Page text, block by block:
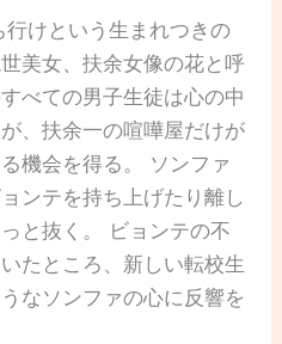
行けという生まれつきの
美女、扶余女像の花と呼
べての男子生徒は心の中
、扶余一の喧嘩屋だけが
機会を得る。 ソンファ
ンテを持ち上げたり離し
と抜く。 ビョンテの不
たところ、新しい転校生
なソンファの心に反響を